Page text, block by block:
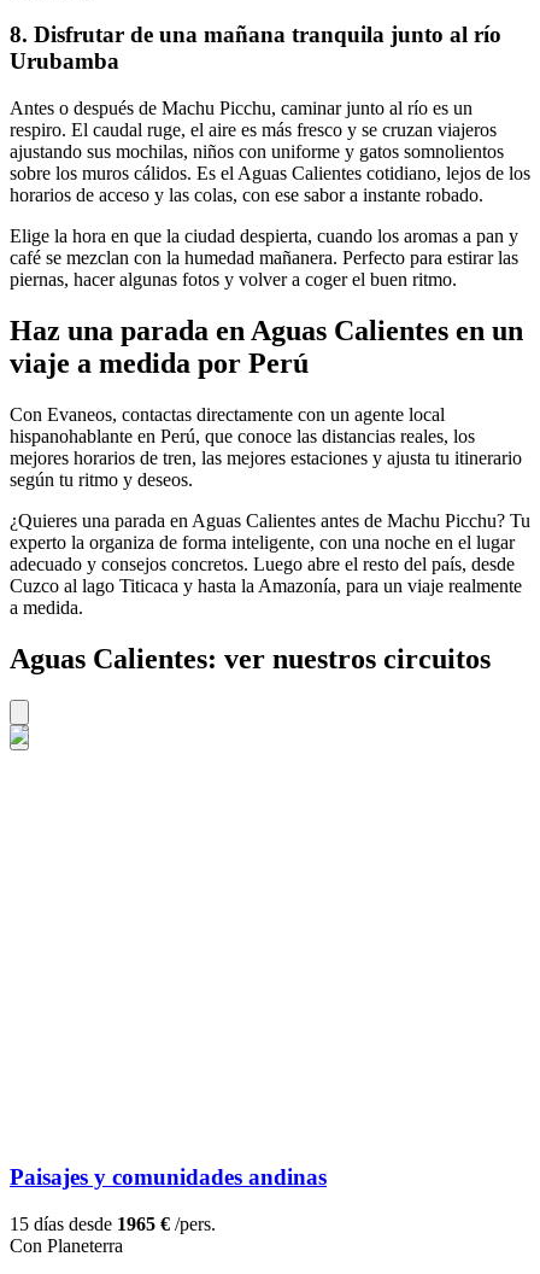
8. Disfrutar de una mañana tranquila junto al río
Urubamba
Antes o después de Machu Picchu, caminar junto al río es un
respiro. El caudal ruge, el aire es más fresco y se cruzan viajeros
ajustando sus mochilas, niños con uniforme y gatos somnolientos
sobre los muros cálidos. Es el Aguas Calientes cotidiano, lejos de los
horarios de acceso y las colas, con ese sabor a instante robado.
Elige la hora en que la ciudad despierta, cuando los aromas a pan y
café se mezclan con la humedad mañanera. Perfecto para estirar las
piernas, hacer algunas fotos y volver a coger el buen ritmo.
Haz una parada en Aguas Calientes en un
viaje a medida por Perú
Con Evaneos, contactas directamente con un agente local
hispanohablante en Perú, que conoce las distancias reales, los
mejores horarios de tren, las mejores estaciones y ajusta tu itinerario
según tu ritmo y deseos.
¿Quieres una parada en Aguas Calientes antes de Machu Picchu? Tu
experto la organiza de forma inteligente, con una noche en el lugar
adecuado y consejos concretos. Luego abre el resto del país, desde
Cuzco al lago Titicaca y hasta la Amazonía, para un viaje realmente
a medida.
Aguas Calientes: ver nuestros circuitos
Paisajes y comunidades andinas
15 días desde 1965 € /pers.
Con Planeterra